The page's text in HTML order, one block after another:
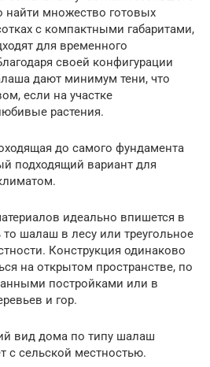
найти множество готовых
с компактными габаритами,
для временного
своей конфигурации
дают минимум тени, что
если на участке
растения.
до самого фундамента
подходящий вариант для
идеально впишется в
шалаш в лесу или треугольное
Конструкция одинаково
на открытом пространстве, по
постройками или в
и гор.
вид дома по типу шалаш
с сельской местностью.